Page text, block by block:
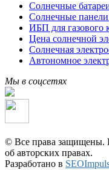
Солнечные
Солнечные панели
ИБП для газового
Цена солнечной
Солнечная
Автономное
Мы в соцсетях
© Все права защищены.
об авторских правах.
Разработано в